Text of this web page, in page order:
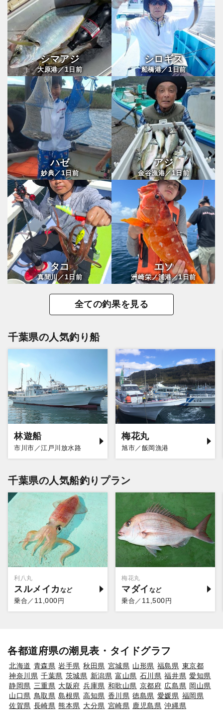
シマアジ
大原港／1日前
シロギス
船橋港／1日前
ハゼ
妙典／1日前
アジ
金谷漁港／1日前
タコ
真間川／1日前
エソ
洲崎栄ノ浦港／1日前
全ての釣果を見る
千葉県の人気釣り船
林遊船
市川市／江戸川放水路
梅花丸
旭市／飯岡漁港
千葉県の人気船釣りプラン
利八丸
スルメイカ
乗合／ 11,000円
梅花丸
マダイ
乗合／ 11,500円
各都道府県の潮見表・タイドグラフ
北海道 青森県 岩手県 秋田県 宮城県 山形県 福島県 東京都
神奈川県 千葉県 茨城県 新潟県 富山県 石川県 福井県 愛知県
静岡県 三重県 大阪府 兵庫県 和歌山県 京都府 広島県 岡山県
山口県 鳥取県 島根県 高知県 香川県 徳島県 愛媛県 福岡県
佐賀県 長崎県 熊本県 大分県 宮崎県 鹿児島県 沖縄県